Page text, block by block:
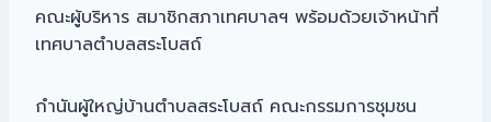
คณะผู้บริหาร สมาชิกสภาเทศบาลฯ พร้อมด้วยเจ้าหน้าที่
เทศบาลตำบลสระโบสถ์
กำนันผู้ใหญ่บ้านตำบลสระโบสถ์ คณะกรรมการชุมชน